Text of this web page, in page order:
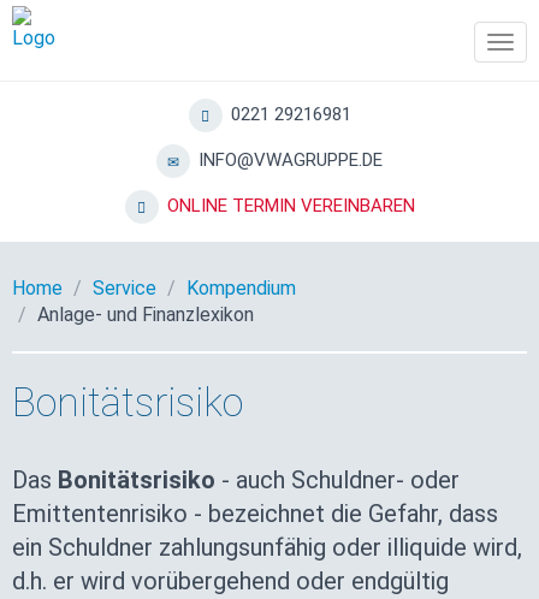
0221 29216981
INFO@VWAGRUPPE.DE
ONLINE TERMIN VEREINBAREN
Home Service
Kompendium
Anlage- und Finanzlexikon
Bonitätsrisiko
Das Bonitätsrisiko - auch Schuldner- oder
Emittentenrisiko - bezeichnet die Gefahr, dass
ein Schuldner zahlungsunfähig oder illiquide wird,
d.h. er wird vorübergehend oder endgültig